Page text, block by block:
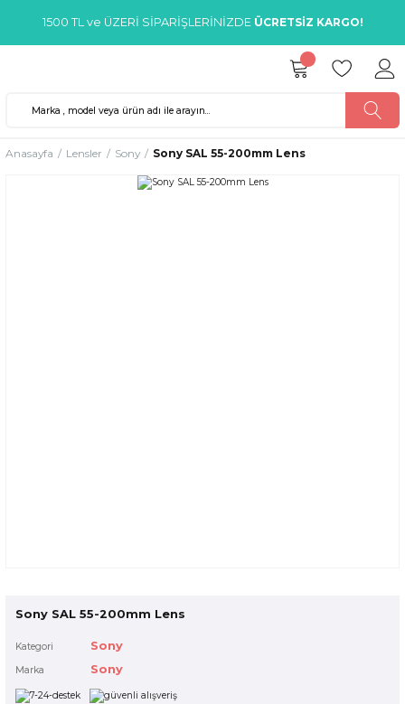
1500 TL ve ÜZERİ SİPARİŞLERİNİZDE ÜCRETSİZ KARGO!
Anasayfa Lensler Sony Sony SAL 55-200mm Lens
Sony SAL 55-200mm Lens
Kategori Sony
Marka Sony